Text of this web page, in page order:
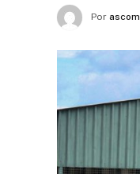
Por ascom